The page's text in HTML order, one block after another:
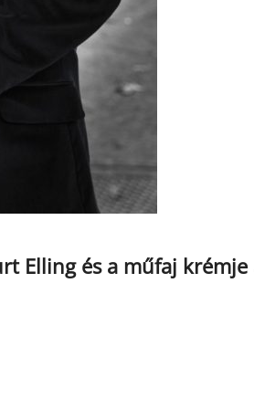
Elling és a műfaj